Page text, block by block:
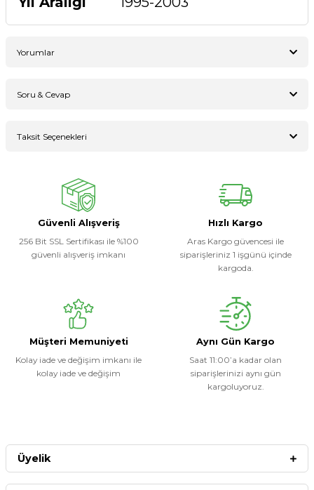
Yorumlar
Soru & Cevap
Taksit Seçenekleri
Güvenli Alışveriş
256 Bit SSL Sertifikası ile %100
güvenli alışveriş imkanı
Hızlı Kargo
Aras Kargo güvencesi ile
siparişleriniz 1 işgünü içinde
kargoda.
Müşteri Memuniyeti
Kolay iade ve değişim imkanı ile
kolay iade ve değişim
Aynı Gün Kargo
Saat 11:00’a kadar olan
siparişlerinizi aynı gün
kargoluyoruz.
Üyelik